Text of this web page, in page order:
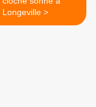
Longeville >